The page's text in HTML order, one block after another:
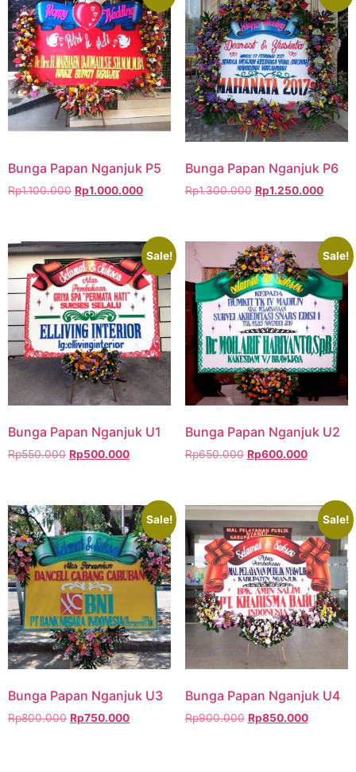
Bunga Papan Nganjuk P5
Rp1.100.000 Rp1.000.000
Bunga Papan Nganjuk P6
Rp1.300.000 Rp1.250.000
Sale!
Bunga Papan Nganjuk U1
Rp550.000 Rp500.000
Sale!
Bunga Papan Nganjuk U2
Rp650.000 Rp600.000
Sale!
Bunga Papan Nganjuk U3
Rp800.000 Rp750.000
Sale!
Bunga Papan Nganjuk U4
Rp900.000 Rp850.000